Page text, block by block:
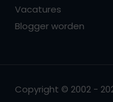
Vacatures
Blogger worden
Copyright © 2002 -